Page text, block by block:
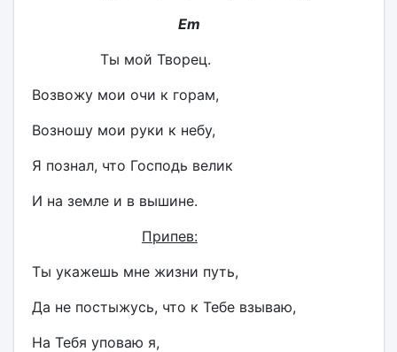
Em
Ты мой Творец.
Возвожу мои очи к горам,
Возношу мои руки к небу,
Я познал, что Господь велик
И на земле и в вышине.
Припев:
Ты укажешь мне жизни путь,
Да не постыжусь, что к Тебе взываю,
На Тебя уповаю я,